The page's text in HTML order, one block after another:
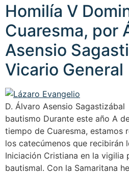
Homilía V
Cuaresma, por
Asensio
Vicario General
D. Álvaro Asensio
bautismo Durante este año A
tiempo de Cuaresma, estamos
los catecúmenos que recibirán
Iniciación Cristiana en la vigilia
bautismal. Con la Samaritana